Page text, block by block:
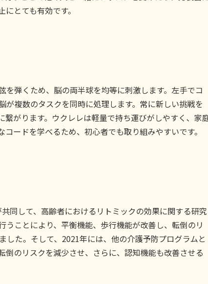
とても有効です。
弾くため、脳の両半球を均等に刺激します。左手でコ
複数のタスクを同時に処理します。常に新しい挑戦を
がります。ウクレレは軽量で持ち運びがしやすく、家
ードを学べるため、初心者でも取り組みやすいです。
同して、高齢者におけるリトミックの効果に関する研究
ことにより、平衡機能、歩行機能が改善し、転倒のリ
た。そして、2021年には、他の介護予防プログラムと
のリスクを減少させ、さらに、認知機能も改善させる